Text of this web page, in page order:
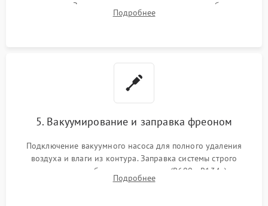
осушителя. Замена изношенных вентиляторов обдува,
сломанных заслонок или поврежденных дверных петель.
Подробнее
5. Вакуумирование и заправка фреоном
Подключение вакуумного насоса для полного удаления
воздуха и влаги из контура. Заправка системы строго
дозированным объемом хладагента (R600a, R134a) по
электронным весам. Контроль рабочего давления в системе.
Подробнее